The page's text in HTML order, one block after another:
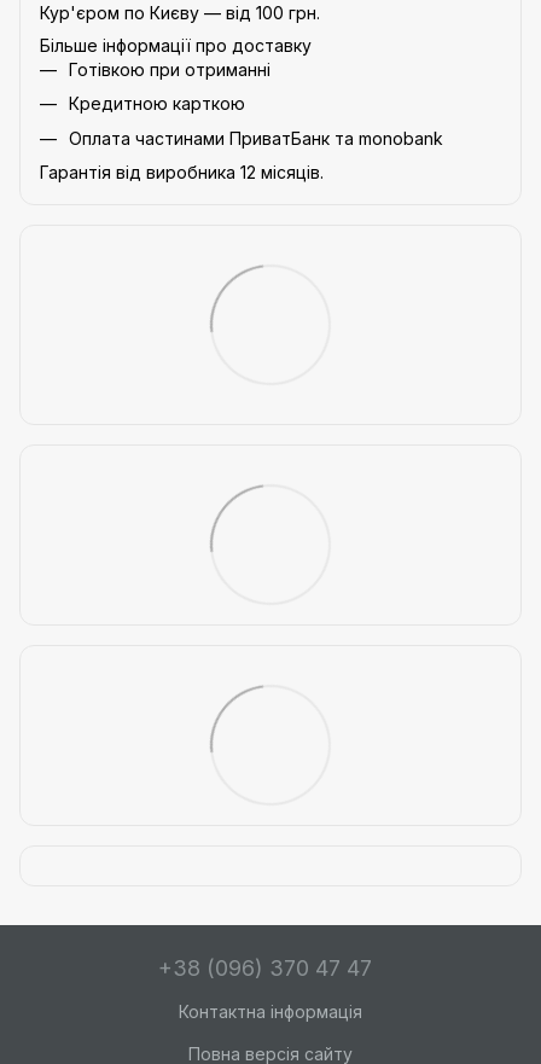
Кур'єром по Києву — від 100 грн.
Більше інформації про доставку
Готівкою при отриманні
Кредитною карткою
Оплата частинами ПриватБанк та monobank
Гарантія від виробника 12 місяців.
+38 (096) 370 47 47
Контактна інформація
Повна версія сайту